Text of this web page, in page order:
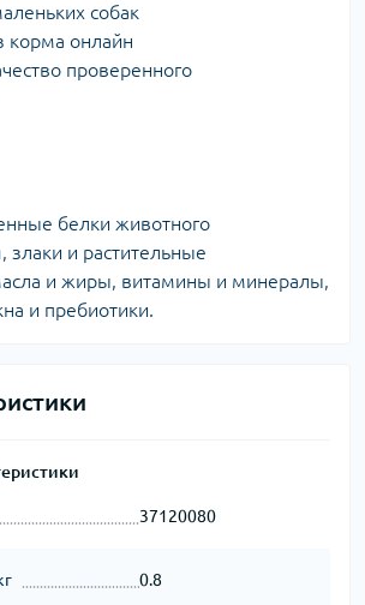
собак
корма онлайн
проверенного
белки животного
злаки и растительные
и жиры, витамины и минералы,
и пребиотики.
37120080
0.8